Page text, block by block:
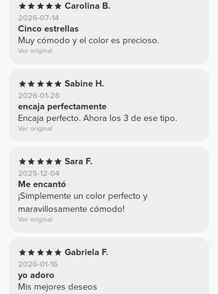
Carolina B.
2026-07-14
Cinco estrellas
Muy cómodo y el color es precioso.
Ver original
Sabine H.
2026-01-28
encaja perfectamente
Encaja perfecto. Ahora los 3 de ese tipo.
Ver original
Sara F.
2025-12-04
Me encantó
¡Simplemente un color perfecto y
maravillosamente cómodo!
Ver original
Gabriela F.
2026-01-16
yo adoro
Mis mejores deseos